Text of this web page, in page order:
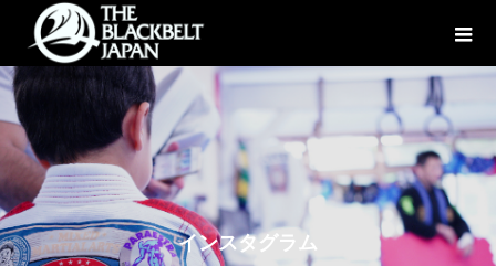
インスタグラ ム